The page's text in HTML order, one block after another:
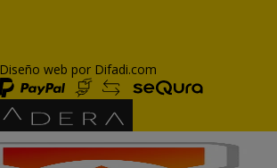
Diseño web por Difadi.com